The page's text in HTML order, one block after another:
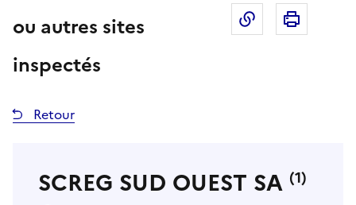
ou autres sites
inspectés
Copier dans
Retour
SCREG SUD OUEST SA (1)